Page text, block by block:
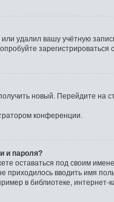
удалил вашу учётную
зарегистрироваться
новый. Перейдите
конференции.
и пароля?
оставаться под своим
приходилось вводить имя
в библиотеке, интернет-